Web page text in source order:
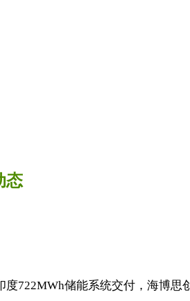
态
722MWh储能系统交付，海博思